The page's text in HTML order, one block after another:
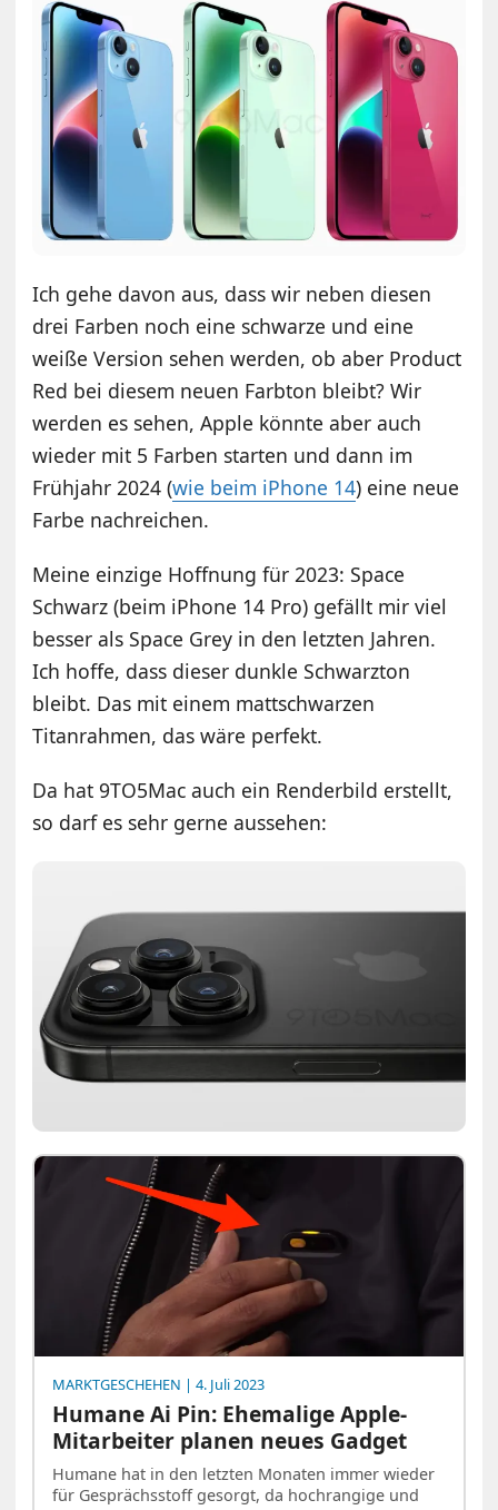
Ich gehe davon aus, dass wir neben diesen
drei Farben noch eine schwarze und eine
weiße Version sehen werden, ob aber Product
Red bei diesem neuen Farbton bleibt? Wir
werden es sehen, Apple könnte aber auch
wieder mit 5 Farben starten und dann im
Frühjahr 2024 (wie beim iPhone 14) eine neue
Farbe nachreichen.
Meine einzige Hoffnung für 2023: Space
Schwarz (beim iPhone 14 Pro) gefällt mir viel
besser als Space Grey in den letzten Jahren.
Ich hoffe, dass dieser dunkle Schwarzton
bleibt. Das mit einem mattschwarzen
Titanrahmen, das wäre perfekt.
Da hat 9TO5Mac auch ein Renderbild erstellt,
so darf es sehr gerne aussehen:
MARKTGESCHEHEN | 4. Juli 2023
Humane Ai Pin: Ehemalige Apple-
Mitarbeiter planen neues Gadget
Humane hat in den letzten Monaten immer wieder
für Gesprächsstoff gesorgt, da hochrangige und